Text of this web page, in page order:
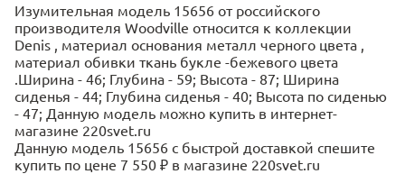
Изумительная модель 15656 от российского
производителя Woodville относится к коллекции
Denis , материал основания металл черного цвета ,
материал обивки ткань букле -бежевого цвета
.Ширина - 46; Глубина - 59; Высота - 87; Ширина
сиденья - 44; Глубина сиденья - 40; Высота по сиденью
- 47; Данную модель можно купить в интернет-
магазине 220svet.ru
Данную модель 15656 с быстрой доставкой спешите
купить по цене 7 550 ₽ в магазине 220svet.ru